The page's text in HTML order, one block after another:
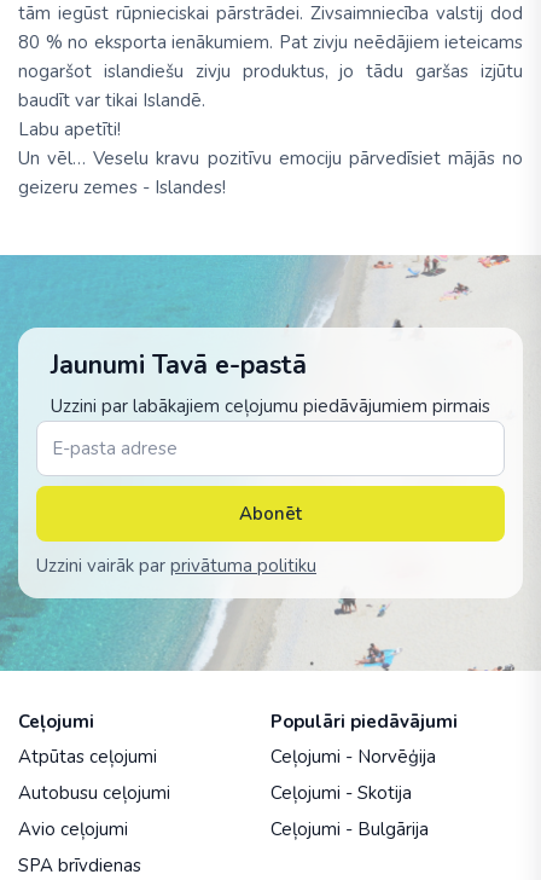
tām iegūst rūpnieciskai pārstrādei. Zivsaimniecība valstij dod
80 % no eksporta ienākumiem. Pat zivju neēdājiem ieteicams
nogaršot islandiešu zivju produktus, jo tādu garšas izjūtu
baudīt var tikai Islandē.
Labu apetīti!
Un vēl… Veselu kravu pozitīvu emociju pārvedīsiet mājās no
geizeru zemes - Islandes!
Jaunumi Tavā e-pastā
Uzzini par labākajiem ceļojumu piedāvājumiem pirmais
Abonēt
Uzzini vairāk par privātuma politiku
Ceļojumi
Atpūtas ceļojumi
Autobusu ceļojumi
Avio ceļojumi
SPA brīvdienas
Populāri piedāvājumi
Ceļojumi - Norvēģija
Ceļojumi - Skotija
Ceļojumi - Bulgārija